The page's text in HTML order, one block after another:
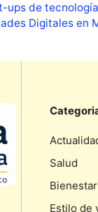
ups de
Digitales en
Salud
Bienestar
Estilo de